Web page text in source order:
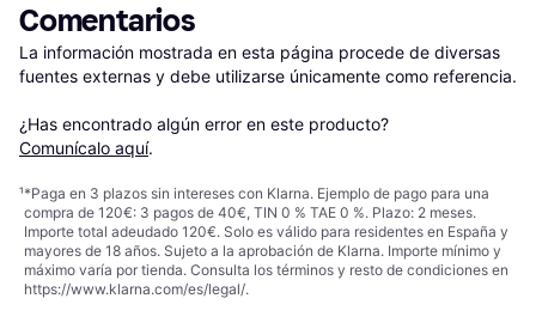
Comentarios
La información mostrada en esta página procede de diversas
fuentes externas y debe utilizarse únicamente como referencia.
¿Has encontrado algún error en este producto?
Comunícalo aquí.
¹*Paga en 3 plazos sin intereses con Klarna. Ejemplo de pago para una
compra de 120€: 3 pagos de 40€, TIN 0 % TAE 0 %. Plazo: 2 meses.
Importe total adeudado 120€. Solo es válido para residentes en España y
mayores de 18 años. Sujeto a la aprobación de Klarna. Importe mínimo y
máximo varía por tienda. Consulta los términos y resto de condiciones en
https://www.klarna.com/es/legal/.